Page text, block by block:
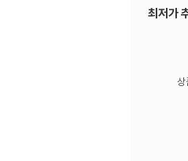
최저가
상